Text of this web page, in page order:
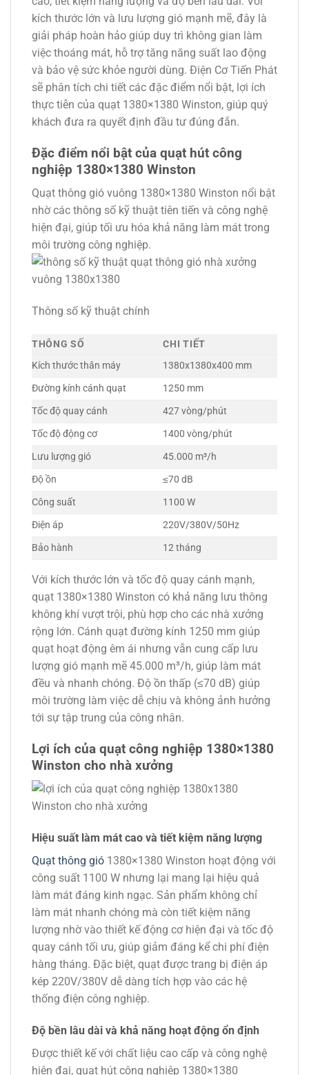
kích thước lớn và lưu lượng gió mạnh mẽ, đây là
giải pháp hoàn hảo giúp duy trì không gian làm
việc thoáng mát, hỗ trợ tăng năng suất lao động
và bảo vệ sức khỏe người dùng. Điện Cơ Tiến Phát
sẽ phân tích chi tiết các đặc điểm nổi bật, lợi ích
thực tiễn của quạt 1380×1380 Winston, giúp quý
khách đưa ra quyết định đầu tư đúng đắn.
Đặc điểm nổi bật của quạt hút công
nghiệp 1380×1380 Winston
Quạt thông gió vuông 1380×1380 Winston nổi bật
nhờ các thông số kỹ thuật tiên tiến và công nghệ
hiện đại, giúp tối ưu hóa khả năng làm mát trong
môi trường công nghiệp.
Thông số kỹ thuật chính
THÔNG SỐ
CHI TIẾT
Kích thước thân máy
1380x1380x400 mm
Đường kính cánh quạt
1250 mm
Tốc độ quay cánh
427 vòng/phút
Tốc độ động cơ
1400 vòng/phút
Lưu lượng gió
45.000 m³/h
Độ ồn
≤70 dB
Công suất
1100 W
Điện áp
220V/380V/50Hz
Bảo hành
12 tháng
Với kích thước lớn và tốc độ quay cánh mạnh,
quạt 1380×1380 Winston có khả năng lưu thông
không khí vượt trội, phù hợp cho các nhà xưởng
rộng lớn. Cánh quạt đường kính 1250 mm giúp
quạt hoạt động êm ái nhưng vẫn cung cấp lưu
lượng gió mạnh mẽ 45.000 m³/h, giúp làm mát
đều và nhanh chóng. Độ ồn thấp (≤70 dB) giúp
môi trường làm việc dễ chịu và không ảnh hưởng
tới sự tập trung của công nhân.
Lợi ích của quạt công nghiệp 1380×1380
Winston cho nhà xưởng
Hiệu suất làm mát cao và tiết kiệm năng lượng
Quạt thông gió 1380×1380 Winston hoạt động với
công suất 1100 W nhưng lại mang lại hiệu quả
làm mát đáng kinh ngạc. Sản phẩm không chỉ
làm mát nhanh chóng mà còn tiết kiệm năng
lượng nhờ vào thiết kế động cơ hiện đại và tốc độ
quay cánh tối ưu, giúp giảm đáng kể chi phí điện
hàng tháng. Đặc biệt, quạt được trang bị điện áp
kép 220V/380V dễ dàng tích hợp vào các hệ
thống điện công nghiệp.
Độ bền lâu dài và khả năng hoạt động ổn định
Được thiết kế với chất liệu cao cấp và công nghệ
hiện đại, quạt hút công nghiệp 1380×1380